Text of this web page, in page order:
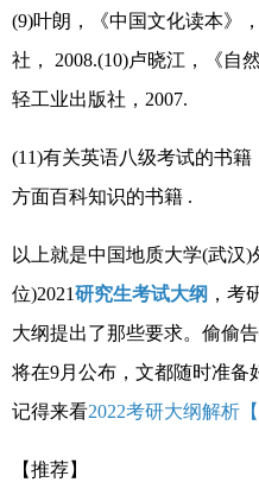
(9)叶朗，《中国文化读本》
社， 2008.(10)卢晓江，《自
轻工业出版社，2007.
(11)有关英语八级考试的书
方面百科知识的书籍 .
以上就是中国地质大学(武汉
位)2021研究生考试大纲 ，考
大纲提出了那些要求。偷偷
将在9月公布，文都随时准备
记得来看2022考研大纲解析【
【推荐】